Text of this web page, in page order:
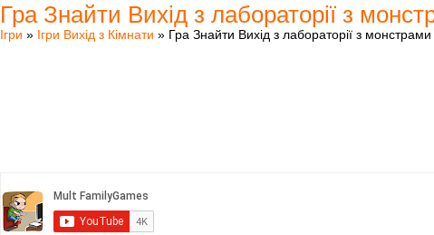
Гра Знайти Вихід з лабораторії з
Ігри » Ігри Вихід з Кімнати » Гра Знайти Вихід з лабораторії з монстрами